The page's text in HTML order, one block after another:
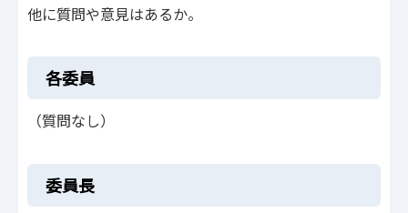
他に質問や意見はあるか。
各委員
（質問なし）
委員長